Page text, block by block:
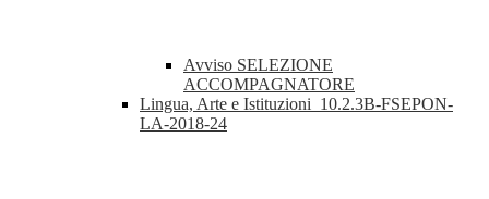
Avviso SELEZIONE
ACCOMPAGNATORE
Lingua, Arte e Istituzioni_10.2.3B-FSEPON-
LA-2018-24